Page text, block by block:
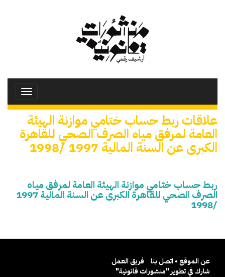
Toggle
علاقات ربط حساب ختامي موازنة الهيئة
العامة لمرفق مياه الصرف الصحي للقاهرة
الكبرى عن السنة المالية 1997 /1998
ربط حساب ختامي موازنة الهيئة العامة لمرفق مياه
الصرف الصحي للقاهرة الكبرى عن السنة المالية 1997
/1998
عن الموقع • اتصل بنا
فريق العمل
شارك في تطوير "منشورات قانونية"